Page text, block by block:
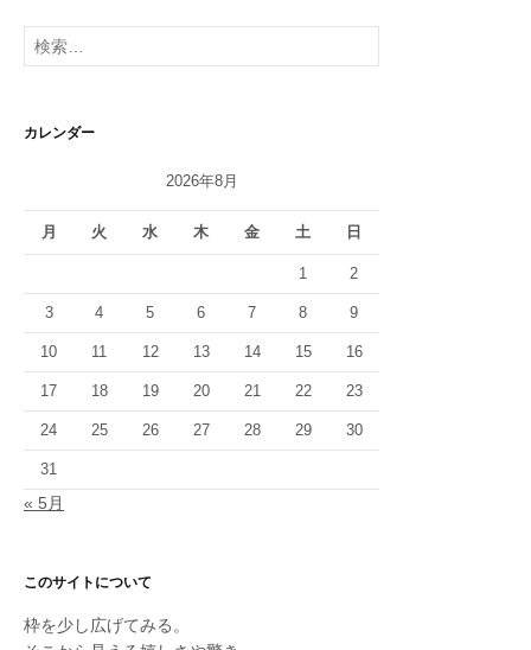
検
索:
カレンダー
2026年8月
月 火 水 木 金 土 日
1 2
3 4 5 6 7 8 9
10 11 12 13 14 15 16
17 18 19 20 21 22 23
24 25 26 27 28 29 30
31
« 5月
このサイトについて
枠を少し広げてみる。